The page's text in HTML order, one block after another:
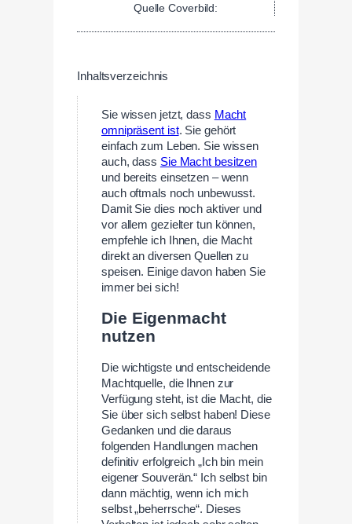
Quelle Coverbild:
Inhaltsverzeichnis
Sie wissen jetzt, dass Macht
omnipräsent ist. Sie gehört
einfach zum Leben. Sie wissen
auch, dass Sie Macht besitzen
und bereits einsetzen – wenn
auch oftmals noch unbewusst.
Damit Sie dies noch aktiver und
vor allem gezielter tun können,
empfehle ich Ihnen, die Macht
direkt an diversen Quellen zu
speisen. Einige davon haben Sie
immer bei sich!
Die Eigenmacht
nutzen
Die wichtigste und entscheidende
Machtquelle, die Ihnen zur
Verfügung steht, ist die Macht, die
Sie über sich selbst haben! Diese
Gedanken und die daraus
folgenden Handlungen machen
definitiv erfolgreich „Ich bin mein
eigener Souverän.“ Ich selbst bin
dann mächtig, wenn ich mich
selbst „beherrsche“. Dieses